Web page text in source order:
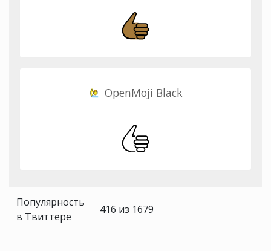
OpenMoji Black
Популярность
в Твиттере
416 из 1679